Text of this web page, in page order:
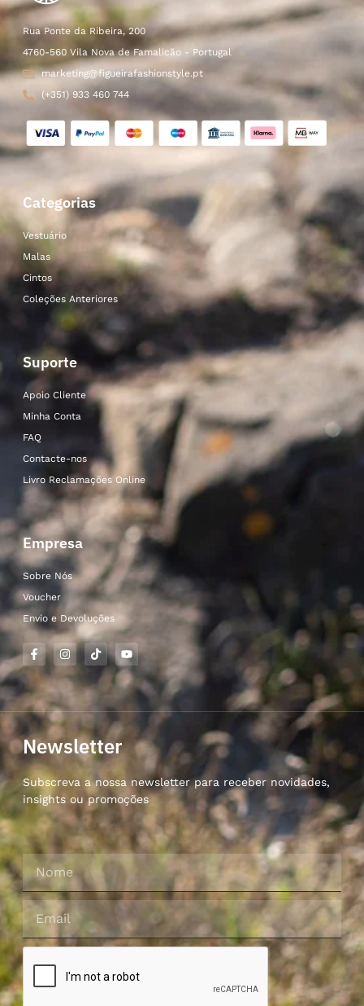
Rua Ponte da Ribeira, 200
4760-560 Vila Nova de Famalicão - Portugal
marketing@figueirafashionstyle.pt
(+351) 933 460 744
Categorias
Vestuário
Malas
Cintos
Coleções Anteriores
Suporte
Apoio Cliente
Minha Conta
FAQ
Contacte-nos
Livro Reclamações Online
Empresa
Sobre Nós
Voucher
Envio e Devoluções
Newsletter
Subscreva a nossa newsletter para receber novidades,
insights ou promoções